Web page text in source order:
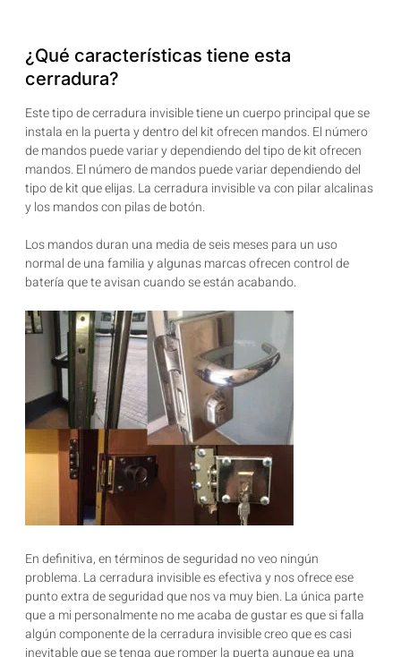
¿Qué características tiene esta
cerradura?
Este tipo de cerradura invisible tiene un cuerpo principal que se
instala en la puerta y dentro del kit ofrecen mandos. El número
de mandos puede variar y dependiendo del tipo de kit ofrecen
mandos. El número de mandos puede variar dependiendo del
tipo de kit que elijas. La cerradura invisible va con pilar alcalinas
y los mandos con pilas de botón.
Los mandos duran una media de seis meses para un uso
normal de una familia y algunas marcas ofrecen control de
batería que te avisan cuando se están acabando.
En definitiva, en términos de seguridad no veo ningún
problema. La cerradura invisible es efectiva y nos ofrece ese
punto extra de seguridad que nos va muy bien. La única parte
que a mi personalmente no me acaba de gustar es que si falla
algún componente de la cerradura invisible creo que es casi
inevitable que se tenga que romper la puerta aunque ea una